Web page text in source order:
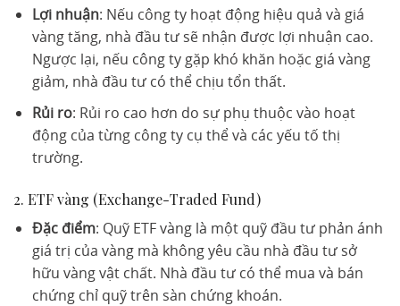
Lợi nhuận: Nếu công ty hoạt động hiệu quả và giá
vàng tăng, nhà đầu tư sẽ nhận được lợi nhuận cao.
Ngược lại, nếu công ty gặp khó khăn hoặc giá vàng
giảm, nhà đầu tư có thể chịu tổn thất.
Rủi ro: Rủi ro cao hơn do sự phụ thuộc vào hoạt
động của từng công ty cụ thể và các yếu tố thị
trường.
2. ETF vàng (Exchange-Traded Fund)
Đặc điểm: Quỹ ETF vàng là một quỹ đầu tư phản ánh
giá trị của vàng mà không yêu cầu nhà đầu tư sở
hữu vàng vật chất. Nhà đầu tư có thể mua và bán
chứng chỉ quỹ trên sàn chứng khoán.